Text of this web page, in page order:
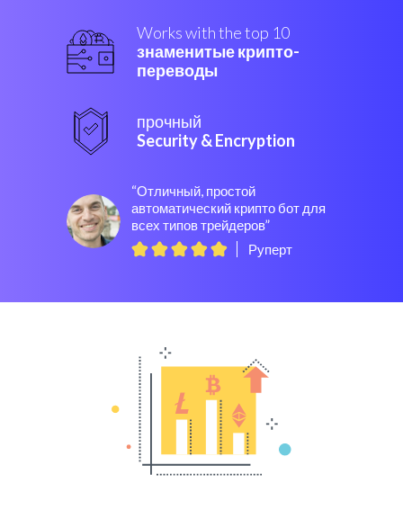
Works with the top 10
знаменитые крипто-
переводы
прочный
Security & Encryption
“Отличный, простой
автоматический крипто бот для
всех типов трейдеров”
Руперт